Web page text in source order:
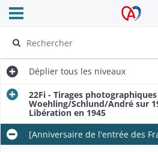
Archives Alsace
Ouvrir le menu déroulant
Déplier tous les niveaux
22Fi - Tirages
Woehling/Schlund/André sur
Libération en 1945
[Anniversaire de l'entrée des